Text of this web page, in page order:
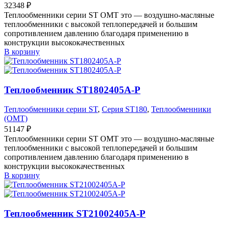
32348 ₽
Теплообменники серии ST OMT это — воздушно-масляные
теплообменники с высокой теплопередачей и большим
сопротивлением давлению благодаря применению в
конструкции высококачественных
В корзину
Теплообменник ST1802405A-P
Теплообменники серии ST, Серия ST180, Теплообменники
(OMT)
51147 ₽
Теплообменники серии ST OMT это — воздушно-масляные
теплообменники с высокой теплопередачей и большим
сопротивлением давлению благодаря применению в
конструкции высококачественных
В корзину
Теплообменник ST21002405A-P